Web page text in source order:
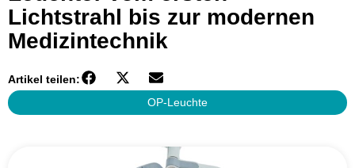
Lichtstrahl bis zur modernen
Medizintechnik
Artikel teilen:
OP-Leuchte